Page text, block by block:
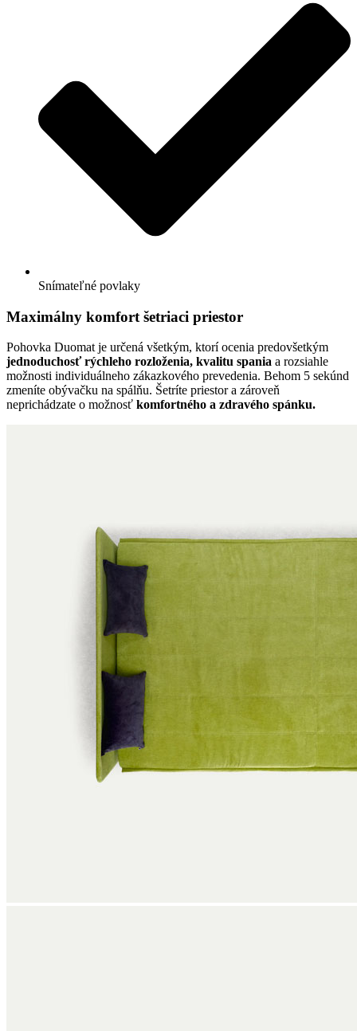
Snímateľné povlaky
Maximálny komfort šetriaci priestor
Pohovka Duomat je určená všetkým, ktorí ocenia predovšetkým
jednoduchosť rýchleho rozloženia, kvalitu spania a rozsiahle
možnosti individuálneho zákazkového prevedenia. Behom 5 sekúnd
zmeníte obývačku na spálňu. Šetríte priestor a zároveň
neprichádzate o možnosť komfortného a zdravého spánku.